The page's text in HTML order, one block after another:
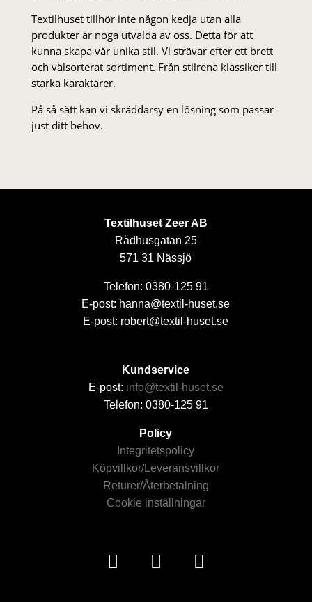
Textilhuset tillhör inte någon kedja utan alla
produkter är noga utvalda av oss. Detta för att
kunna skapa vår unika stil. Vi strä­var efter ett brett
och välsorterat sor­ti­ment. Från stil­rena klas­siker till
starka karaktärer.
På så sätt kan vi skräddarsy en lösning som passar
just ditt behov.
Textilhuset Zeer AB
Rådhusgatan 25
571 31 Nässjö
Telefon: 0380-125 91
E-post: hanna@textil-huset.se
E-post: robert@textil-huset.se
Kundservice
E-post: info@textil-huset.se
Telefon: 0380-125 91
Policy
Integritetspolicy
Köpvillkor/Leveransvillkor
Returer/Återbetalning
Cookie inställningar